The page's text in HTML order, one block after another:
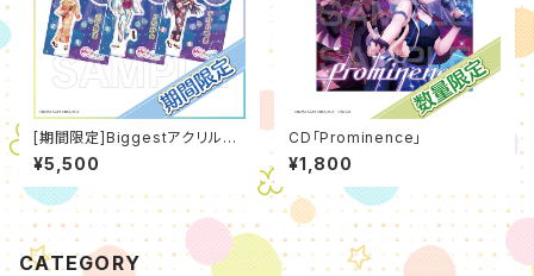
[期間限定]Biggestアクリルス
タンド[浴衣]（2026年8月度）
¥5,500
CD「Prominence」
¥1,800
CATEGORY